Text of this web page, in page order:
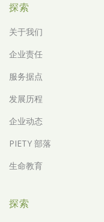
探索
关于我们
企业责任
服务据点
发展历程
企业动态
PIETY 部落
生命教育
探索